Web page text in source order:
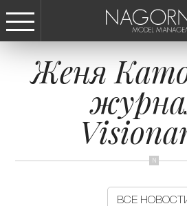
СТАТЬ
ДЕВУШКИ
ДЕТИ
Женя
ВСЕ